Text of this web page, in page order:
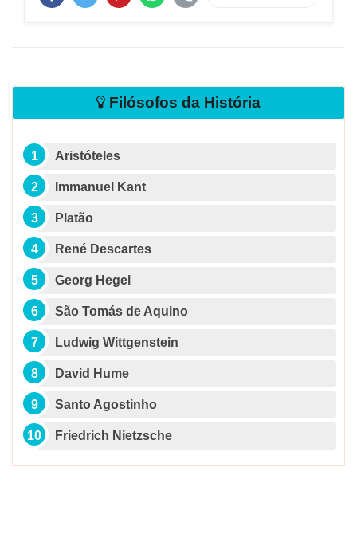
Filósofos da História
Aristóteles
Immanuel Kant
Platão
René Descartes
Georg Hegel
São Tomás de Aquino
Ludwig Wittgenstein
David Hume
Santo Agostinho
Friedrich Nietzsche